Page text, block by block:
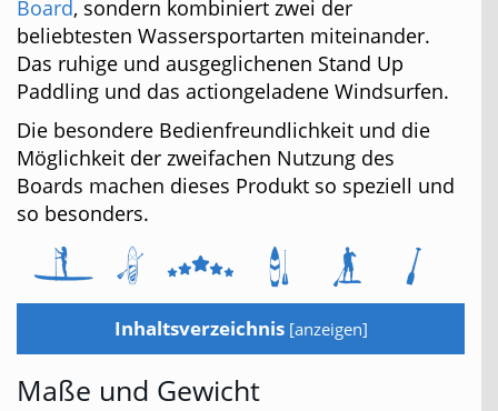
Board, sondern kombiniert zwei der
beliebtesten Wassersportarten miteinander.
Das ruhige und ausgeglichenen Stand Up
Paddling und das actiongeladene Windsurfen.
Die besondere Bedienfreundlichkeit und die
Möglichkeit der zweifachen Nutzung des
Boards machen dieses Produkt so speziell und
so besonders.
Inhaltsverzeichnis [anzeigen]
Maße und Gewicht